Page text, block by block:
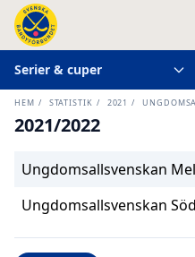
Serier & cuper
HEM / STATISTIK / 2021 /
2021/2022
Ungdomsallsvenskan
Ungdomsallsvenskan